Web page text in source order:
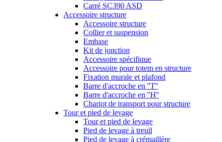
Carré SC390 ASD
Accessoire structure
Accessoire structure
Collier et suspension
Embase
Kit de jonction
Accessoire spécifique
Accessoire pour totem en structure
Fixation murale et plafond
Barre d'accroche en ''T''
Barre d'accroche en ''H''
Chariot de transport pour structure
Tour et pied de levage
Tour et pied de levage
Pied de levage à treuil
Pied de levage à crémaillère